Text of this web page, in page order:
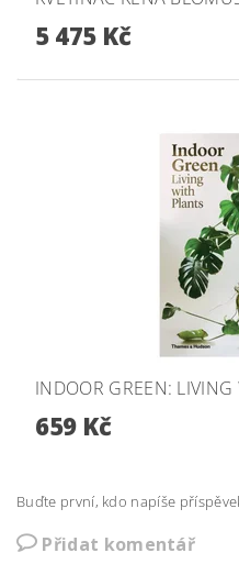
5 475 Kč
INDOOR GREEN: LIVING
659 Kč
Buďte první, kdo napíše
Přidat komentář